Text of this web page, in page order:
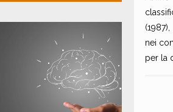
nei
per la